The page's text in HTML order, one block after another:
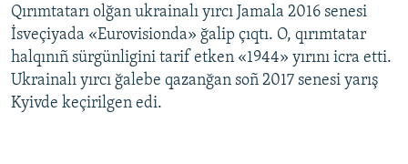
Qırımtatarı olğan ukrainalı yırcı Jamala 2016 senesi
İsveçiyada «Eurovisionda» ğalip çıqtı. O, qırımtatar
halqınıñ sürgünligini tarif etken «1944» yırını icra etti.
Ukrainalı yırcı ğalebe qazanğan soñ 2017 senesi yarış
Kyivde keçirilgen edi.